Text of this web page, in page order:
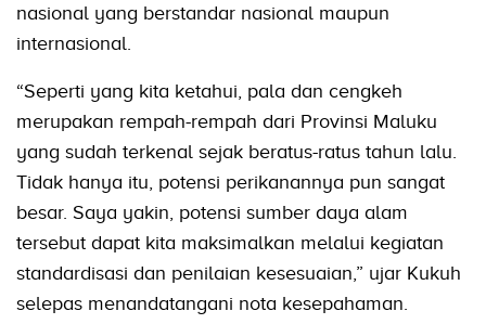
nasional yang berstandar nasional maupun
internasional.
“Seperti yang kita ketahui, pala dan cengkeh
merupakan rempah-rempah dari Provinsi Maluku
yang sudah terkenal sejak beratus-ratus tahun lalu.
Tidak hanya itu, potensi perikanannya pun sangat
besar. Saya yakin, potensi sumber daya alam
tersebut dapat kita maksimalkan melalui kegiatan
standardisasi dan penilaian kesesuaian,” ujar Kukuh
selepas menandatangani nota kesepahaman.